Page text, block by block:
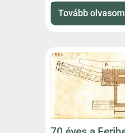
filmkirály, aki már
Tovább olvasom